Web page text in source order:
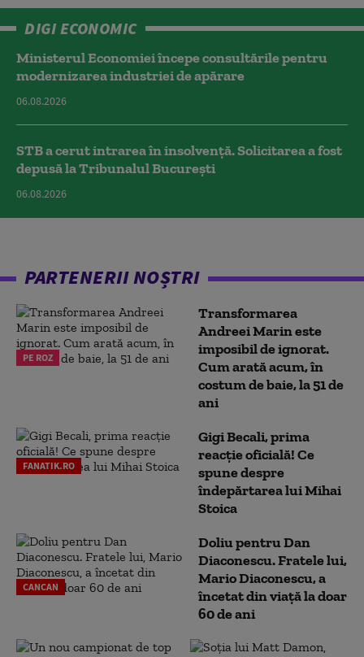
DIGI ECONOMIC
Ministerul Economiei începe consultările pentru
modernizarea industriei de apărare
06.08.2026
STB a cerut intrarea în insolvență. Solicitarea a fost
depusă la Tribunalul București
06.08.2026
PARTENERII NOȘTRI
PE ROZ
Transformarea
Andreei Marin este
imposibil de ignorat.
Cum arată acum, în
costum de baie, la 51 de
ani
FANATIK.RO
Gigi Becali, prima
reacție oficială! Ce
spune despre
îndepărtarea lui Mihai
Stoica
CANCAN
Doliu pentru Dan
Diaconescu. Fratele lui,
Mario Diaconescu, a
încetat din viață la doar
60 de ani